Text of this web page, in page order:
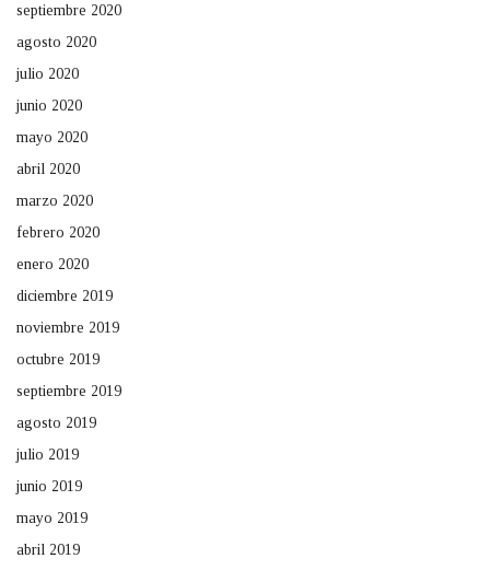
septiembre 2020
agosto 2020
julio 2020
junio 2020
mayo 2020
abril 2020
marzo 2020
febrero 2020
enero 2020
diciembre 2019
noviembre 2019
octubre 2019
septiembre 2019
agosto 2019
julio 2019
junio 2019
mayo 2019
abril 2019